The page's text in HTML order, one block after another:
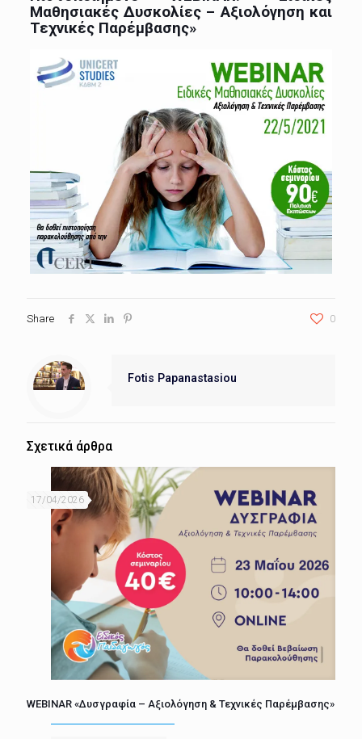
Μαθησιακές Δυσκολίες – Αξιολόγηση και
Τεχνικές Παρέμβασης»
Share 0
Fotis Papanastasiou
Σχετικά άρθρα
17/04/2026
WEBINAR «Δυσγραφία – Αξιολόγηση & Τεχνικές Παρέμβασης»